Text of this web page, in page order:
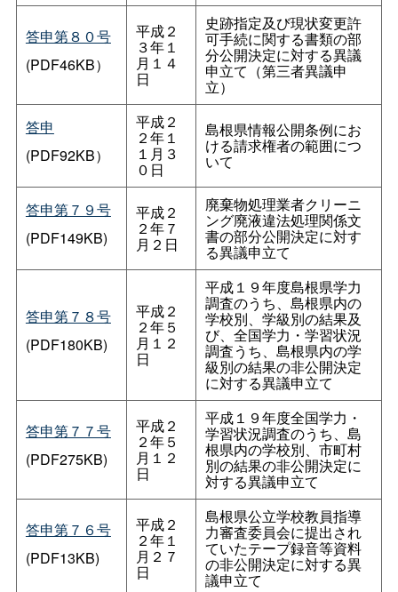
答申第８０号
(PDF46KB）
平成２
３年１
月１４
日
史跡指定及び現状変更許
可手続に関する書類の部
分公開決定に対する異議
申立て（第三者異議申
立）
答申
(PDF92KB）
平成２
２年１
１月３
０日
島根県情報公開条例にお
ける請求権者の範囲につ
いて
答申第７９号
(PDF149KB)
平成２
２年７
月２日
廃棄物処理業者クリーニ
ング廃液違法処理関係文
書の部分公開決定に対す
る異議申立て
答申第７８号
(PDF180KB)
平成２
２年５
月１２
日
平成１９年度島根県学力
調査のうち、島根県内の
学校別、学級別の結果及
び、全国学力・学習状況
調査うち、島根県内の学
級別の結果の非公開決定
に対する異議申立て
答申第７７号
(PDF275KB)
平成２
２年５
月１２
日
平成１９年度全国学力・
学習状況調査のうち、島
根県内の学校別、市町村
別の結果の非公開決定に
対する異議申立て
答申第７６号
(PDF13KB)
平成２
２年１
月２７
日
島根県公立学校教員指導
力審査委員会に提出され
ていたテープ録音等資料
の非公開決定に対する異
議申立て